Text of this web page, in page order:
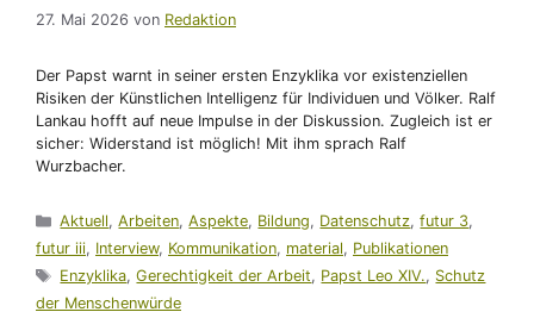
27. Mai 2026 von Redaktion
Der Papst warnt in seiner ersten Enzyklika vor existenziellen
Risiken der Künstlichen Intelligenz für Individuen und Völker. Ralf
Lankau hofft auf neue Impulse in der Diskussion. Zugleich ist er
sicher: Widerstand ist möglich! Mit ihm sprach Ralf
Wurzbacher.
Kategorien
Aktuell,Arbeiten,Aspekte, Bildung, Datenschutz,futur 3,
futur iii, Interview, Kommunikation, material, Publikationen
Schlagwörter
Enzyklika,Gerechtigkeit der Arbeit, Papst Leo XIV., Schutz
der Menschenwürde